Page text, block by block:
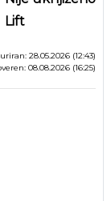
Lift
28.05.2026 (12:43)
08.08.2026 (16:25)